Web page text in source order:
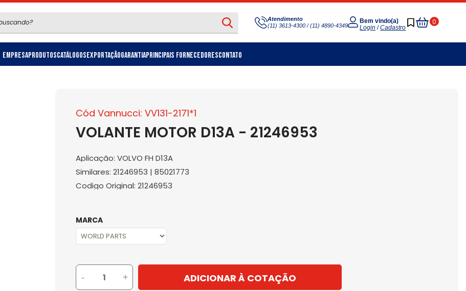
Atendimento
(11) 3613-4300 / (11) 4890-4349
Bem vindo(a)
Login /Cadastro
0
Meu
Carrinho
EmpresaProdutosCatálogosExportaçãoGarantiaPrincipais FornecedoresContato
Cód Vannucci: VV131-2171*1
VOLANTE MOTOR D13A - 21246953
Aplicação: VOLVO FH D13A
Similares: 21246953 | 85021773
Codigo Original: 21246953
MARCA
- + ADICIONAR À COTAÇÃO